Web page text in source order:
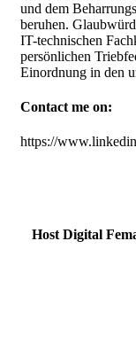
und dem
beruhen.
IT-technischen
persönlichen
Einordnung in den
Contact me on:
https://
Host Digital